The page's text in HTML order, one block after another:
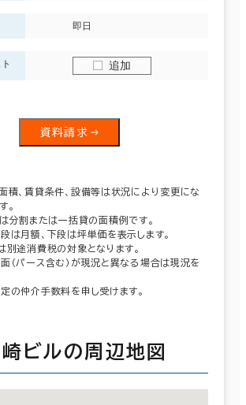
即日
追加
資料請求
積、賃貸条件、設備等は状況により変更にな
。
分割または一括貸の面積例です。
は月額、下段は坪単価を表示します。
別途消費税の対象となります。
（パース含む）が現況と異なる場合は現況を
の仲介手数料を申し受けます。
崎ビルの周辺地図